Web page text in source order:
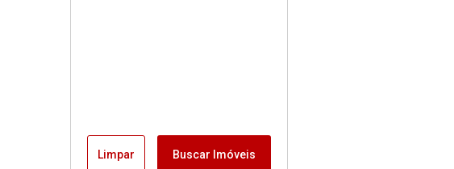
Limpar Buscar Imóveis